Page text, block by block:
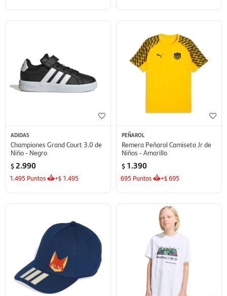
ADIDAS
Championes Grand Court 3.0 de
Niño - Negro
$ 2.990
1.495 Puntos +$ 1.495
PEÑAROL
Remera Peñarol Camiseta Jr de
Niños - Amarillo
$ 1.390
695 Puntos +$695